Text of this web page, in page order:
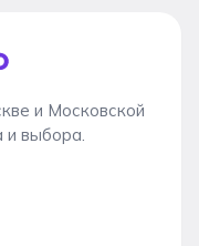
и Московской
выбора.